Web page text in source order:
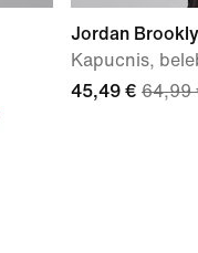
Jordan
Kapucnis,
45,49 € 64,99